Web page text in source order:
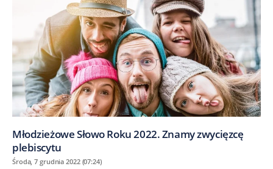
Młodzieżowe Słowo Roku 2022. Znamy zwycięzcę
plebiscytu
Środa, 7 grudnia 2022 (07:24)